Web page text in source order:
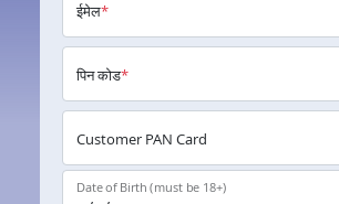
ईमेल*
पिन कोड*
Customer PAN Card
Date of Birth (must be 18+)